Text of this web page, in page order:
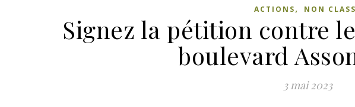
ACTIONS, NON
Signez la pétition contre
boulevard
3 mai 2023